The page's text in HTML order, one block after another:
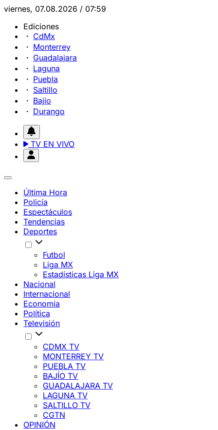
viernes, 07.08.2026 / 07:59
Ediciones
CdMx
Monterrey
Guadalajara
Laguna
Puebla
Saltillo
Bajío
Durango
TV EN VIVO
Última Hora
Policía
Espectáculos
Tendencias
Deportes
Futbol
Liga MX
Estadísticas Liga MX
Nacional
Internacional
Economía
Política
Televisión
CDMX TV
MONTERREY TV
PUEBLA TV
BAJÍO TV
GUADALAJARA TV
LAGUNA TV
SALTILLO TV
CGTN
OPINIÓN